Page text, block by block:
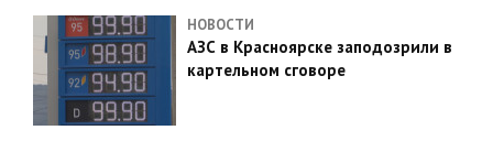
НОВОСТИ
АЗС в Красноярске заподозрили в
картельном сговоре